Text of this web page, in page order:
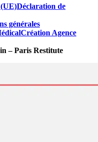
Déclaration de
générales
Création Agence
– Paris Restitute